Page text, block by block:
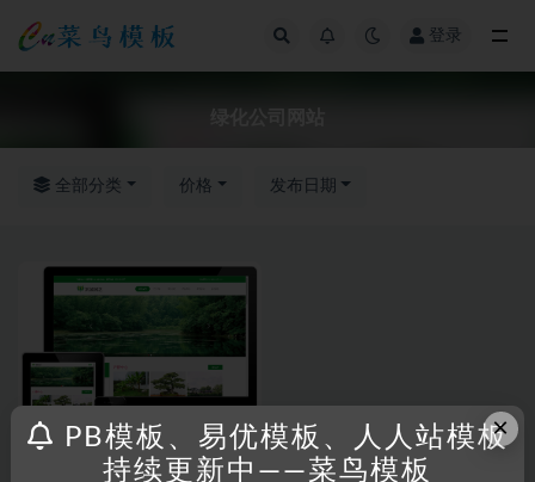
登录
全部分类 价格 发布日期
RRZCMS模板
×
PB模板、易优模板、人人站模板
持续更新中——菜鸟模板